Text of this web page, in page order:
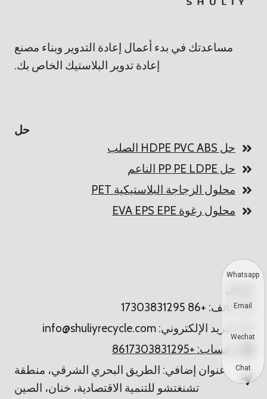
مساعدتك في بدء أعمال إعادة التدوير وبناء مصنع
إعادة تدوير البلاستيك الخاص بك.
حل
حل HDPE PVC ABS الصلب
حل PP PE LDPE الناعم
محلول الزجاجة البلاستيكية PET
محلول رغوة EVA EPS EPE
هاتف: +86 17303831295
البريد الإلكتروني: info@shuliyrecycle.com
واتساب: +8617303831295
عنوان إضافي: الطريق البحري الشرقي، منطقة
تشنغتشو للتنمية الاقتصادية، خنان، الصين
Whatsapp
Email
Wechat
Chat